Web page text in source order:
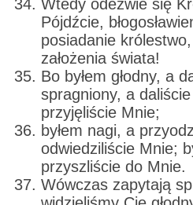
Wtedy odezwie się
Pójdźcie,
posiadanie
założenia świata!
Bo byłem głodny, a
spragniony, a
przyjęliście Mnie;
byłem nagi, a
odwiedziliście Mnie;
przyszliście do Mnie.
Wówczas zapytają